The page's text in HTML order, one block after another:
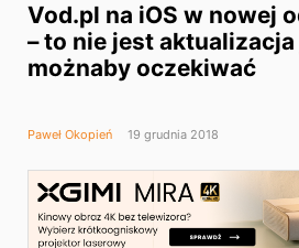
Vod.pl na iOS w nowej
– to nie jest
możnaby oczekiwać
Paweł Okopień 19 grudnia 2018